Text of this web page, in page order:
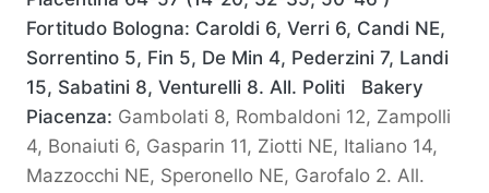
Fortitudo Bologna: Caroldi 6, Verri 6, Candi NE,
Sorrentino 5, Fin 5, De Min 4, Pederzini 7, Landi
15, Sabatini 8, Venturelli 8. All. Politi
Bakery
Piacenza: Gambolati 8, Rombaldoni 12, Zampolli
4, Bonaiuti 6, Gasparin 11, Ziotti NE, Italiano 14,
Mazzocchi NE, Speronello NE, Garofalo 2. All.